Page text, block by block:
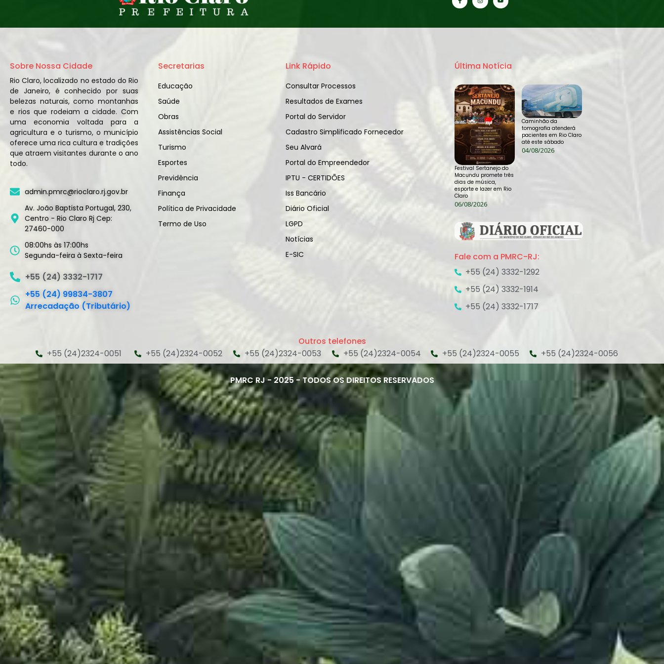
Sobre Nossa Cidade
Rio Claro, localizado no estado do Rio
de Janeiro, é conhecido por suas
belezas naturais, como montanhas
e rios que rodeiam a cidade. Com
uma economia voltada para a
agricultura e o turismo, o município
oferece uma rica cultura e tradições
que atraem visitantes durante o ano
todo.
admin.pmrc@rioclaro.rj.gov.br
Av. João Baptista Portugal, 230,
Centro - Rio Claro Rj Cep:
27460-000
08:00hs às 17:00hs
Segunda-feira à Sexta-feira
+55 (24) 3332-1717
+55 (24) 99834-3807
Arrecadação (Tributário)
Secretarias
Educação
Saúde
Obras
Assistências Social
Turismo
Esportes
Previdência
Finança
Política de Privacidade
Termo de Uso
Link Rápido
Consultar Processos
Resultados de Exames
Portal do Servidor
Cadastro Simplificado Fornecedor
Seu Alvará
Portal do Empreendedor
IPTU - CERTIDÕES
Iss Bancário
Diário Oficial
LGPD
Notícias
E-SIC
Última Notícia
Festival Sertanejo do
Macundu promete três
dias de música,
esporte e lazer em Rio
Claro
06/08/2026
Caminhão da
tomografia atenderá
pacientes em Rio Claro
até este sábado
04/08/2026
Fale com a PMRC-RJ:
+55 (24) 3332-1292
+55 (24) 3332-1914
+55 (24) 3332-1717
Outros telefones
+55 (24)2324-0051
+55 (24)2324-0052 +55 (24)2324-0053 +55 (24)2324-0054 +55 (24)2324-0055 +55 (24)2324-0056
PMRC RJ - 2025 - TODOS OS DIREITOS RESERVADOS